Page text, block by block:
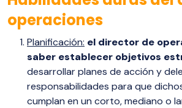
operaciones
Planificación: el director de
saber establecer objetivos
desarrollar planes de acción y
responsabilidades para que
cumplan en un corto, mediano o